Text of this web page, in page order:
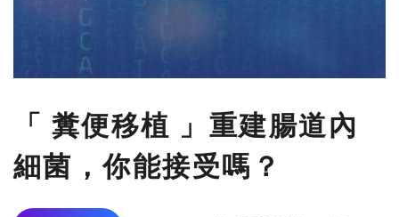
「 糞便移植 」重建腸道內
細菌，你能接受嗎？